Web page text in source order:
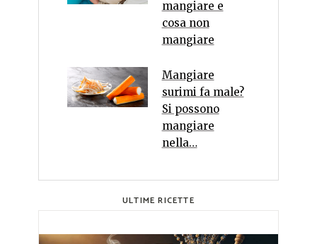
mangiare e
cosa non
mangiare
Mangiare
surimi fa male?
Si possono
mangiare
nella…
ULTIME RICETTE